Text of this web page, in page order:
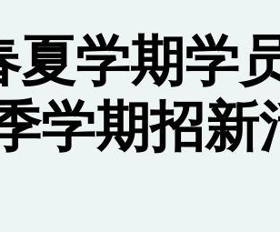
学期学
学期招新